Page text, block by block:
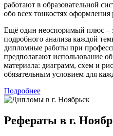
работают в образовательной
обо всех тонкостях оформления
Ещё один неоспоримый плюс –
подробного анализа каждой
дипломные работы при
предполагают использование
материала: диаграмм, схем и
обязательным условием для
Подробнее
Рефераты в г.